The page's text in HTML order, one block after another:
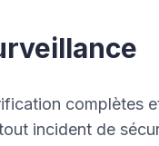
complètes
incident de